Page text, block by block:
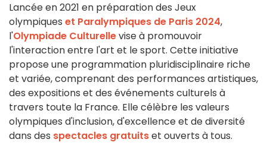
Lancée en 2021 en préparation des Jeux
olympiques et Paralympiques de Paris 2024,
l'Olympiade Culturellevise à promouvoir
l'interaction entre l'art et le sport. Cette initiative
propose une programmation pluridisciplinaire riche
et variée, comprenant des performances artistiques,
des expositions et des événements culturels à
travers toute la France. Elle célèbre les valeurs
olympiques d'inclusion, d'excellence et de diversité
dans des spectacles gratuitset ouverts à tous.